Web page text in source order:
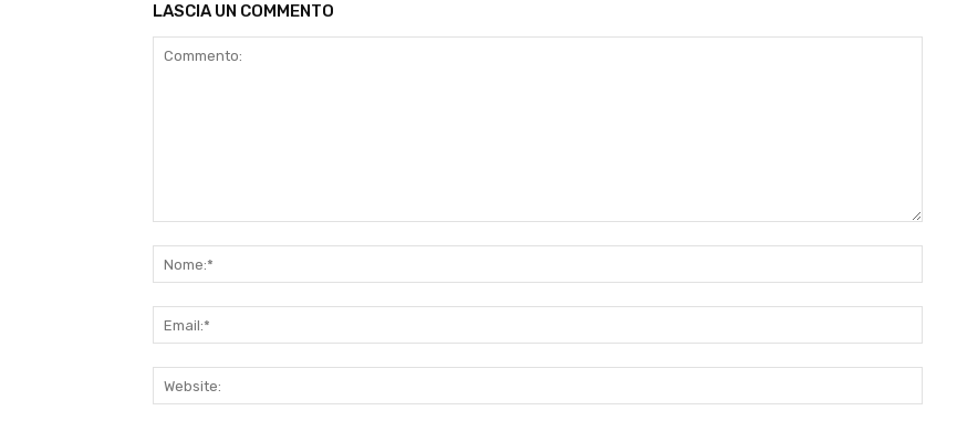
LASCIA UN COMMENTO